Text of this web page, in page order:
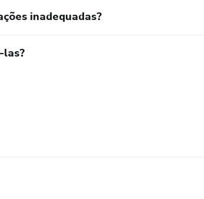
inadequadas?
las?